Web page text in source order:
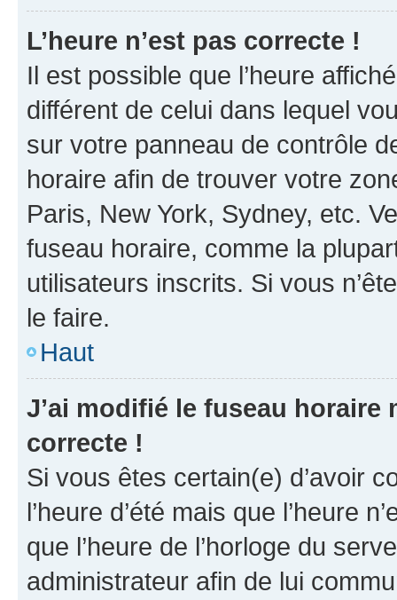
L’heure n’est pas correcte !
Il est possible que l’heure
différent de celui dans lequel
sur votre panneau de contrôle
horaire afin de trouver votre
Paris, New York, Sydney, etc.
fuseau horaire, comme la
utilisateurs inscrits. Si vous
le faire.
Haut
J’ai modifié le fuseau horaire
correcte !
Si vous êtes certain(e) d’avoir
l’heure d’été mais que l’heure
que l’heure de l’horloge du
administrateur afin de lui